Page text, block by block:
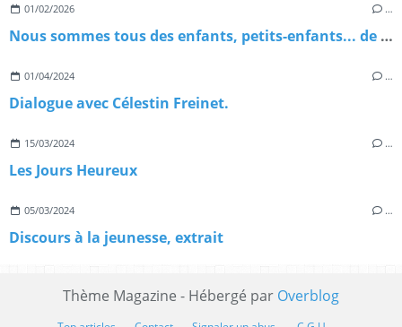
01/02/2026 …
Nous sommes tous des enfants, petits-enfants... de migrants
01/04/2024 …
Dialogue avec Célestin Freinet.
15/03/2024 …
Les Jours Heureux
05/03/2024 …
Discours à la jeunesse, extrait
Thème Magazine - Hébergé par Overblog